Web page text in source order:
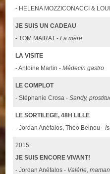
- HELENA MOZZICONACCI &
JE SUIS UN CADEAU
- TOM MAIRAT -La mère
LA VISITE
- Antoine Martin -Médecin gastro
LE COMPLOT
- Stéphanie Crosa -Sandy,
LE SORTILEGE, 48H LILLE
- Jordan Anéfalos, Théo Belnou -
2015
JE SUIS ENCORE VIVANT!
- Jordan Anéfalos - Valérie, maman